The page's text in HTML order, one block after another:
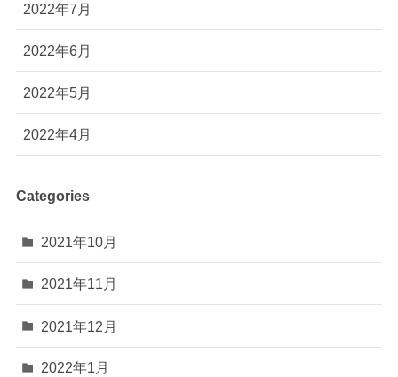
2022年7月
2022年6月
2022年5月
2022年4月
Categories
2021年10月
2021年11月
2021年12月
2022年1月